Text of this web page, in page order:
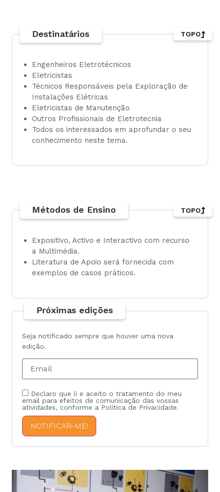
Destinatários
Engenheiros Eletrotécnicos
Eletricistas
Técnicos Responsáveis pela Exploração de
Instalações Elétricas
Eletricistas de Manutenção
Outros Profissionais de Eletrotecnia
Todos os interessados em aprofundar o seu
conhecimento neste tema.
TOPO
Métodos de Ensino
Expositivo, Activo e Interactivo com recurso
a Multimédia.
Literatura de Apoio será fornecida com
exemplos de casos práticos.
TOPO
Próximas edições
Seja notificado sempre que houver uma nova
edição.
Declaro que li e aceito o tratamento do meu
email para efeitos de comunicação das vossas
atividades, conforme a Política de Privacidade.
NOTIFICAR-ME!